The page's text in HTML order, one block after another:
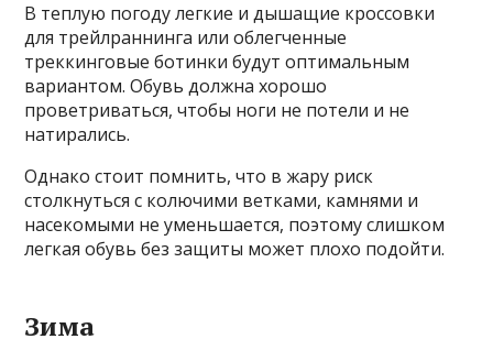
В теплую погоду легкие и дышащие кроссовки
для трейлраннинга или облегченные
треккинговые ботинки будут оптимальным
вариантом. Обувь должна хорошо
проветриваться, чтобы ноги не потели и не
натирались.
Однако стоит помнить, что в жару риск
столкнуться с колючими ветками, камнями и
насекомыми не уменьшается, поэтому слишком
легкая обувь без защиты может плохо подойти.
Зима